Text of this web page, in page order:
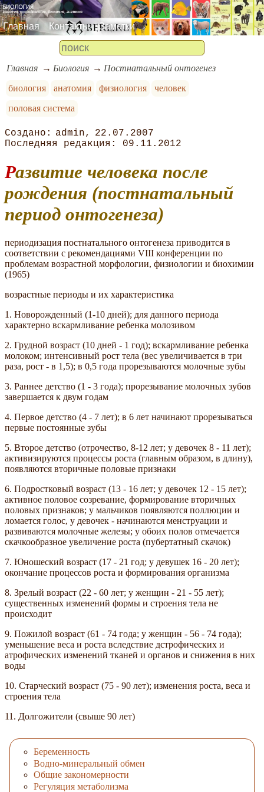
Главная Контакты Заметки
Главная Биология
Постнатальный онтогенез
биология
анатомия физиология
человек
половая система
admin
22.07.2007
09.11.2012
Развитие человека после
рождения (постнатальный
период онтогенеза)
периодизация постнатального онтогенеза приводится в
соответствии с рекомендациями VIII конференции по
проблемам возрастной морфологии, физиологии и биохимии
(1965)
возрастные периоды и их характеристика
1. Новорожденный (1-10 дней); для данного периода
характерно вскармливание ребенка молозивом
2. Грудной возраст (10 дней - 1 год); вскармливание ребенка
молоком; интенсивный рост тела (вес увеличивается в три
раза, рост - в 1,5); в 0,5 года прорезываются молочные зубы
3. Раннее детство (1 - 3 года); прорезывание молочных зубов
завершается к двум годам
4. Первое детство (4 - 7 лет); в 6 лет начинают прорезываться
первые постоянные зубы
5. Второе детство (отрочество, 8-12 лет; у девочек 8 - 11 лет);
активизируются процессы роста (главным образом, в длину),
появляются вторичные половые признаки
6. Подростковый возраст (13 - 16 лет; у девочек 12 - 15 лет);
активное половое созревание, формирование вторичных
половых признаков; у мальчиков появляются поллюции и
ломается голос, у девочек - начинаются менструации и
развиваются молочные железы; у обоих полов отмечается
скачкообразное увеличение роста (пубертатный скачок)
7. Юношеский возраст (17 - 21 год; у девушек 16 - 20 лет);
окончание процессов роста и формирования организма
8. Зрелый возраст (22 - 60 лет; у женщин - 21 - 55 лет);
существенных изменений формы и строения тела не
происходит
9. Пожилой возраст (61 - 74 года; у женщин - 56 - 74 года);
уменьшение веса и роста вследствие дстрофических и
атрофических изменений тканей и органов и снижения в них
воды
10. Старческий возраст (75 - 90 лет); изменения роста, веса и
строения тела
11. Долгожители (свыше 90 лет)
Беременность
Водно-минеральный обмен
Общие закономерности
Регуляция метаболизма